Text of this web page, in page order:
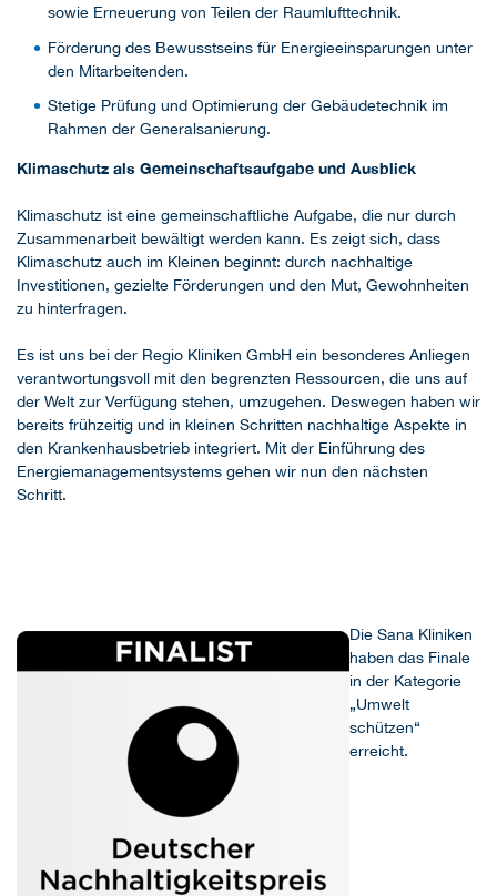
sowie Erneuerung von Teilen der Raumlufttechnik.
Förderung des Bewusstseins für Energieeinsparungen unter
den Mitarbeitenden.
Stetige Prüfung und Optimierung der Gebäudetechnik im
Rahmen der Generalsanierung.
Klimaschutz als Gemeinschaftsaufgabe und Ausblick
Klimaschutz ist eine gemeinschaftliche Aufgabe, die nur durch
Zusammenarbeit bewältigt werden kann. Es zeigt sich, dass
Klimaschutz auch im Kleinen beginnt: durch nachhaltige
Investitionen, gezielte Förderungen und den Mut, Gewohnheiten
zu hinterfragen.
Es ist uns bei der Regio Kliniken GmbH ein besonderes Anliegen
verantwortungsvoll mit den begrenzten Ressourcen, die uns auf
der Welt zur Verfügung stehen, umzugehen. Deswegen haben wir
bereits frühzeitig und in kleinen Schritten nachhaltige Aspekte in
den Krankenhausbetrieb integriert. Mit der Einführung des
Energiemanagementsystems gehen wir nun den nächsten
Schritt.
Die Sana Kliniken
haben das Finale
in der Kategorie
„Umwelt
schützen“
erreicht.